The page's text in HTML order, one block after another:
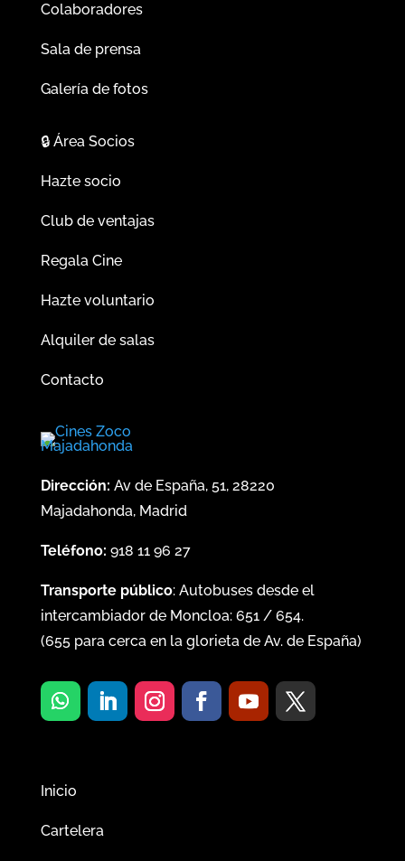
Colaboradores
Sala de prensa
Galería de fotos
🔒Área Socios
Hazte socio
Club de ventajas
Regala Cine
Hazte voluntario
Alquiler de salas
Contacto
Dirección: Av de España, 51, 28220
Majadahonda, Madrid
Teléfono: 918 11 96 27
Transporte público: Autobuses desde el
intercambiador de Moncloa: 651/ 654.
(655para cerca en la glorieta de Av. de España)
Inicio
Cartelera